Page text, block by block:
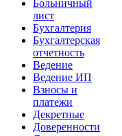
Больничный
лист
Бухгалтерия
Бухгалтерская
отчетность
Ведение
Ведение ИП
Взносы и
платежи
Декретные
Доверенности